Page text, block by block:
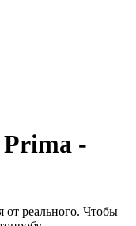
-
от реального. Чтобы